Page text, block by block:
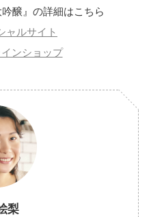
吟醸』の詳細はこちら
ャルサイト
ンショップ
梨